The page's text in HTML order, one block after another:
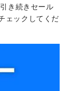
き続きセール
ェックしてくだ